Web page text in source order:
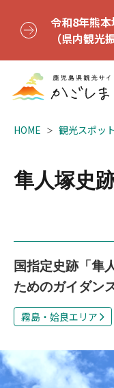
令和8年熊
（県内観光
HOME 観光スポット
隼人塚史
国指定史跡「隼
ためのガイダン
霧島・姶良エリア